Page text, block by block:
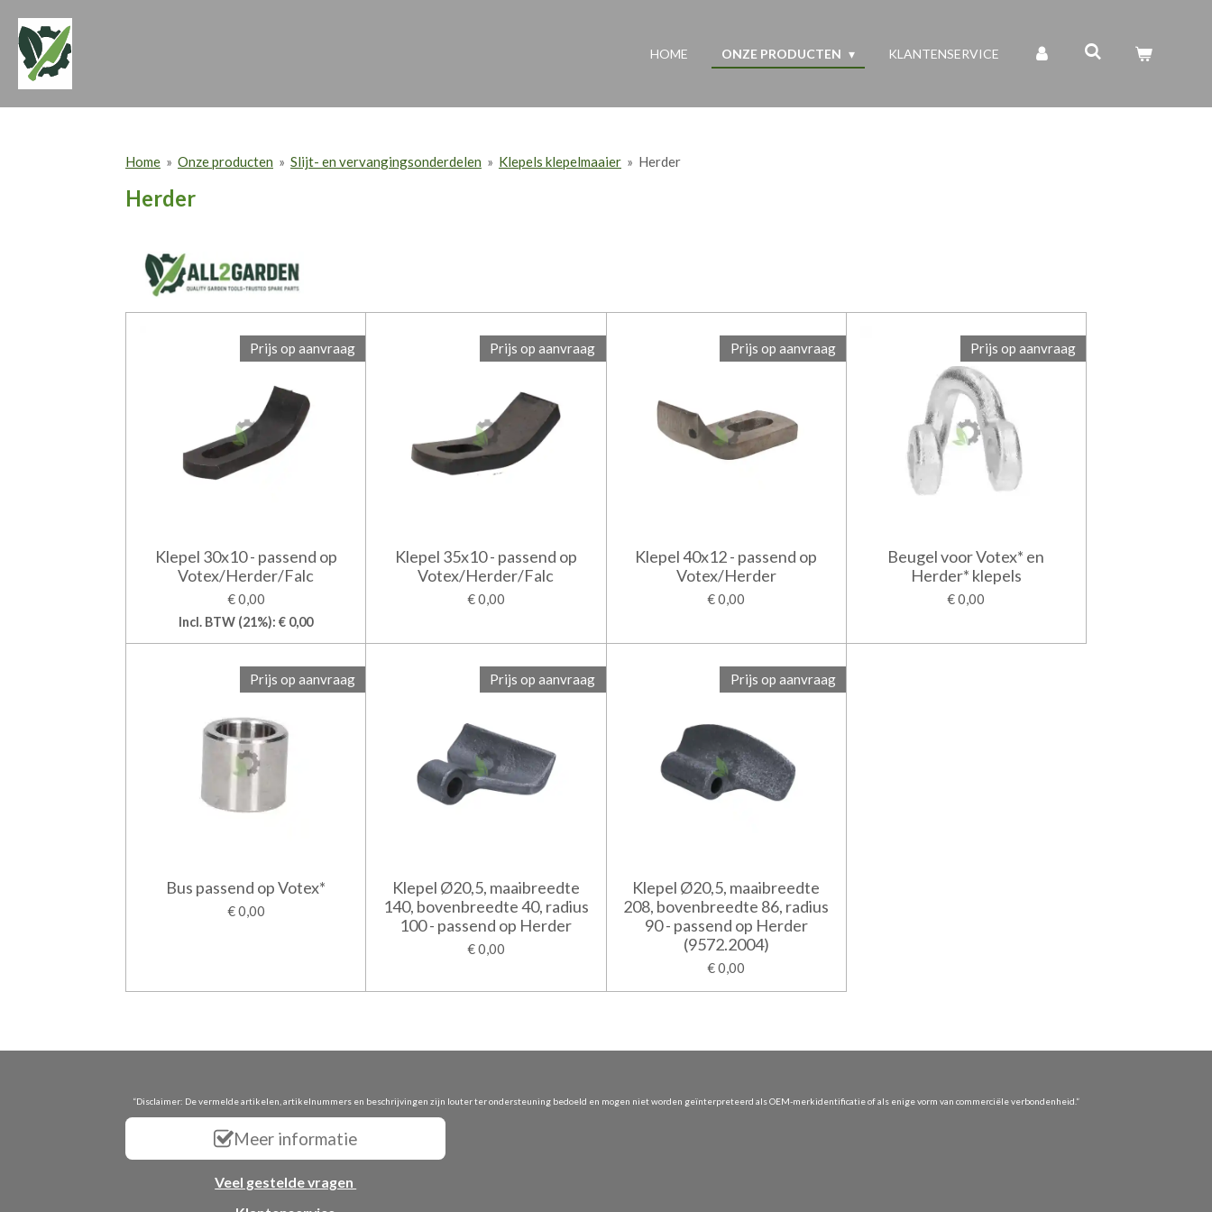
Ga
direct
naar
HOME ONZE PRODUCTEN KLANTENSERVICE
Home » Onze producten » Slijt- en vervangingsonderdelen » Klepels klepelmaaier » Herder
Herder
Prijs op aanvraag
Klepel 30x10 - passend op
Votex/Herder/Falc
€ 0,00
Incl. BTW (21%): € 0,00
Prijs op aanvraag
Klepel 35x10 - passend op
Votex/Herder/Falc
€ 0,00
Prijs op aanvraag
Klepel 40x12 - passend op
Votex/Herder
€ 0,00
Prijs op aanvraag
Beugel voor Votex* en
Herder* klepels
€ 0,00
Prijs op aanvraag
Bus passend op Votex*
€ 0,00
Prijs op aanvraag
Klepel Ø20,5, maaibreedte
140, bovenbreedte 40, radius
100 - passend op Herder
€ 0,00
Prijs op aanvraag
Klepel Ø20,5, maaibreedte
208, bovenbreedte 86, radius
90 - passend op Herder
(9572.2004)
€ 0,00
“Disclaimer: De vermelde artikelen, artikelnummers en beschrijvingen zijn louter ter ondersteuning bedoeld en mogen niet worden geïnterpreteerd als OEM-merkidentificatie of als enige vorm van commerciële verbondenheid.”
Meer informatie
Veel gestelde vragen